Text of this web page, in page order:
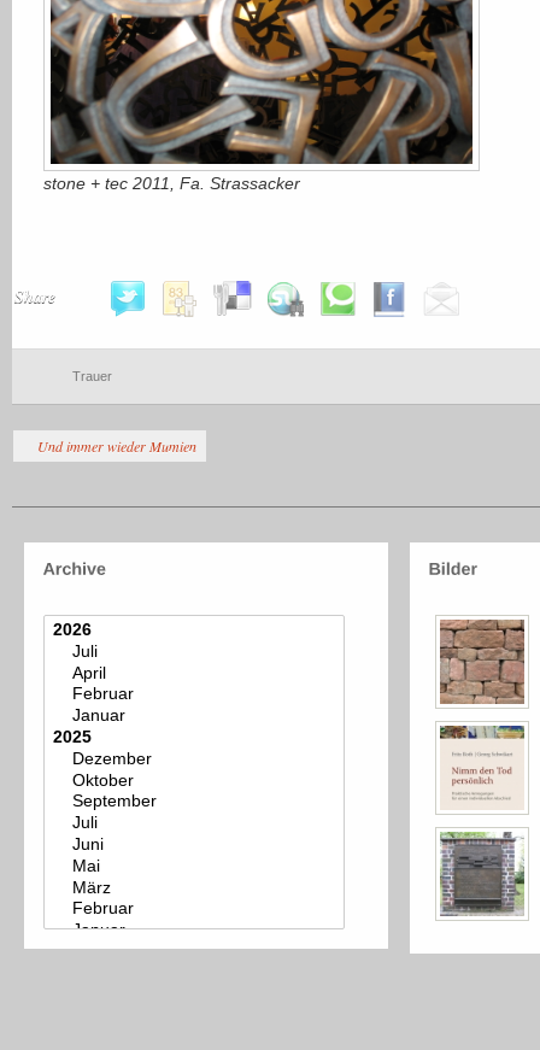
stone + tec 2011, Fa. Strassacker
Share
Trauer
Und immer wieder Mumien